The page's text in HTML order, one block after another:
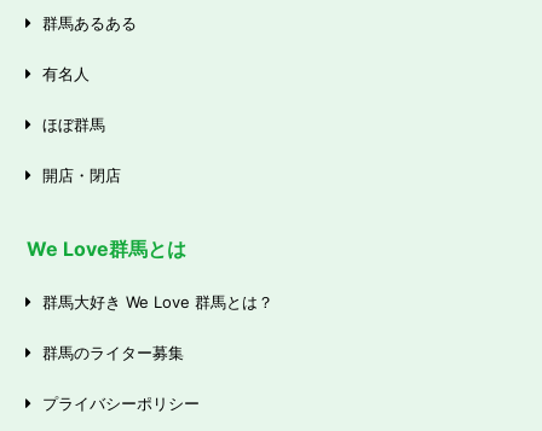
群馬あるある
有名人
ほぼ群馬
開店・閉店
We Love群馬とは
群馬大好き We Love 群馬とは？
群馬のライター募集
プライバシーポリシー